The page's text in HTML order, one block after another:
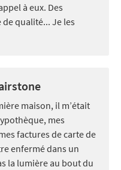
à eux. Des
qualité... Je les
maison, il m’était
mes
factures de carte de
enfermé dans un
la lumière au bout du